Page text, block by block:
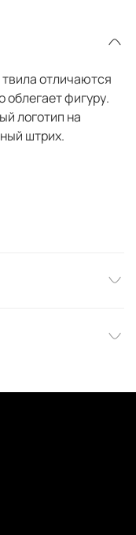
отличаются
облегает фигуру.
логотип на
штрих.